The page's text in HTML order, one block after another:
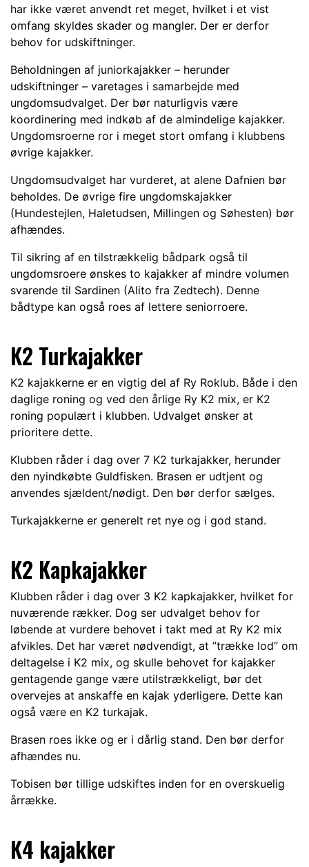
har ikke været anvendt ret meget, hvilket i et vist
omfang skyldes skader og mangler. Der er derfor
behov for udskiftninger.
Beholdningen af juniorkajakker – herunder
udskiftninger – varetages i samarbejde med
ungdomsudvalget. Der bør naturligvis være
koordinering med indkøb af de almindelige kajakker.
Ungdomsroerne ror i meget stort omfang i klubbens
øvrige kajakker.
Ungdomsudvalget har vurderet, at alene Dafnien bør
beholdes. De øvrige fire ungdomskajakker
(Hundestejlen, Haletudsen, Millingen og Søhesten) bør
afhændes.
Til sikring af en tilstrækkelig bådpark også til
ungdomsroere ønskes to kajakker af mindre volumen
svarende til Sardinen (Alito fra Zedtech). Denne
bådtype kan også roes af lettere seniorroere.
K2 Turkajakker
K2 kajakkerne er en vigtig del af Ry Roklub. Både i den
daglige roning og ved den årlige Ry K2 mix, er K2
roning populært i klubben. Udvalget ønsker at
prioritere dette.
Klubben råder i dag over 7 K2 turkajakker, herunder
den nyindkøbte Guldfisken. Brasen er udtjent og
anvendes sjældent/nødigt. Den bør derfor sælges.
Turkajakkerne er generelt ret nye og i god stand.
K2 Kapkajakker
Klubben råder i dag over 3 K2 kapkajakker, hvilket for
nuværende rækker. Dog ser udvalget behov for
løbende at vurdere behovet i takt med at Ry K2 mix
afvikles. Det har været nødvendigt, at ”trække lod” om
deltagelse i K2 mix, og skulle behovet for kajakker
gentagende gange være utilstrækkeligt, bør det
overvejes at anskaffe en kajak yderligere. Dette kan
også være en K2 turkajak.
Brasen roes ikke og er i dårlig stand. Den bør derfor
afhændes nu.
Tobisen bør tillige udskiftes inden for en overskuelig
årrække.
K4 kajakker